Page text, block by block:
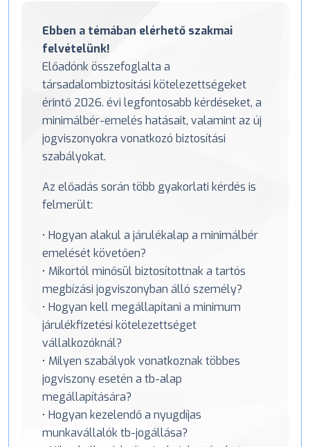
Ebben a témában elérhető szakmai
felvételünk!
Előadónk összefoglalta a
társadalombiztosítási kötelezettségeket
érintő 2026. évi legfontosabb kérdéseket, a
minimálbér-emelés hatásait, valamint az új
jogviszonyokra vonatkozó biztosítási
szabályokat.
Az előadás során több gyakorlati kérdés is
felmerült:
• Hogyan alakul a járulékalap a minimálbér
emelését követően?
• Mikortól minősül biztosítottnak a tartós
megbízási jogviszonyban álló személy?
• Hogyan kell megállapítani a minimum
járulékfizetési kötelezettséget
vállalkozóknál?
• Milyen szabályok vonatkoznak többes
jogviszony esetén a tb-alap
megállapítására?
• Hogyan kezelendő a nyugdíjas
munkavállalók tb-jogállása?